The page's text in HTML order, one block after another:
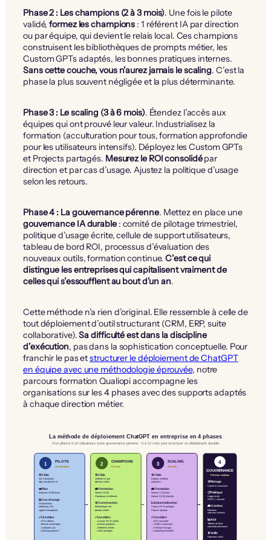
Phase 2 : Les champions (2 à 3 mois). Une fois le pilote
validé,formez les champions : 1 référent IA par direction
ou par équipe, qui devient le relais local. Ces champions
construisent les bibliothèques de prompts métier, les
Custom GPTs adaptés, les bonnes pratiques internes.
Sans cette couche, vous n’aurez jamais le scaling. C’est la
phase la plus souvent négligée et la plus déterminante.
Phase 3 : Le scaling (3 à 6 mois). Étendez l’accès aux
équipes qui ont prouvé leur valeur. Industrialisez la
formation (acculturation pour tous, formation approfondie
pour les utilisateurs intensifs). Déployez les Custom GPTs
et Projects partagés. Mesurez le ROI consolidépar
direction et par cas d’usage. Ajustez la politique d’usage
selon les retours.
Phase 4 : La gouvernance pérenne. Mettez en place une
gouvernance IA durable: comité de pilotage trimestriel,
politique d’usage écrite, cellule de support utilisateurs,
tableau de bord ROI, processus d’évaluation des
nouveaux outils, formation continue.C’est ce qui
distingue les entreprises qui capitalisent vraiment de
celles qui s’essoufflent au bout d’un an.
Cette méthode n’a rien d’original. Elle ressemble à celle de
tout déploiement d’outil structurant (CRM, ERP, suite
collaborative).Sa difficulté est dans la discipline
d’exécution, pas dans la sophistication conceptuelle. Pour
franchir le pas etstructurer le déploiement de ChatGPT
en équipe avec une méthodologie éprouvée, notre
parcours formation Qualiopi accompagne les
organisations sur les 4 phases avec des supports adaptés
à chaque direction métier.
La méthode de déploiement ChatGPT en entreprise en 4 phases
D’un pilote à 5-10 utilisateurs à une gouvernance pérenne : 6 à 12 mois pour structurer un déploiement durable
1 PILOTE
4-8 semaines
🎯 Cible
5-10 volontaires
déjà sensibilisés IA
💼 Plan
Business 25 $/u/mois
📊 Cas d’usage
2-3 prioritaires
(marketing, RH,
support managérial)
✅ Livrables
→ KPIs définis
→ Mesure avant/après
→ Validation cas
→ Go/No-go phase 2
→
2 CHAMPIONS
2-3 mois
🎯 Cible
1 référent IA par
direction métier
🎓 Formation
Niveau 3 (3-5j)
Champions et référents
🛠 Construction
Bibliothèques de
prompts métier
✅ Livrables
→ Custom GPTs métier
→ Bonnes pratiques
→ Référents formés
→ Outils partagés
→
3 SCALING
3-6 mois
🎯 Cible
Équipes validées
en phase 1
🎓 Formation
Niveau 1 (1-2j) tous
Niveau 2 (2-3j) intensifs
📈 Industrialisation
Custom GPTs partagés
Projects équipes
✅ Livrables
→ ROI consolidé
→ 70-80% actifs/sem
→ Politique d’usage
→ Reporting trimestriel
→
4
GOUVERNANCE
Pérenne · continue
⚙ Pilotage
Comité IA trimestriel
📋 Politique
Usage écrite
RGPD + sécurité
🎓 Continu
Formation
nouveaux entrants
📊 ROI
Tableau de bord
consolidé permanent
🔄 Veille
Nouveaux outils